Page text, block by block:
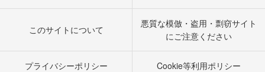
このサイトについて
悪質な模倣・盗用・剽窃サイト
にご注意ください
プライバシーポリシー Cookie等利用ポリシー